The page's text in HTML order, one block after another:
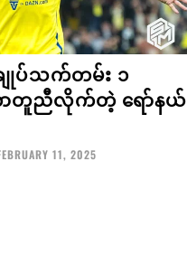
ျုပ်သက်တမ်း ၁
တူညီလိုက်တဲ့ ရော်နယ်
11, 2025